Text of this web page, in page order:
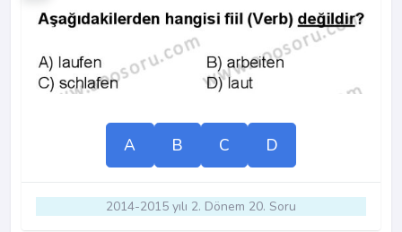
A B C D
2014-2015 yılı 2. Dönem 20. Soru